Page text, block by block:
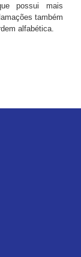
possui mais
também
alfabética.